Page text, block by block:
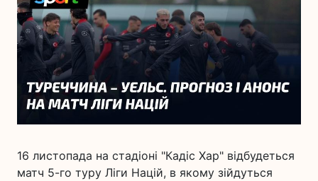
16 листопада на стадіоні "Кадіс Хар" відбудеться
матч 5-го туру Ліги Націй, в якому зійдуться